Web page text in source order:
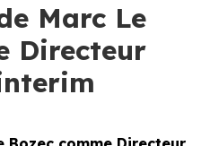
Marc Le
Directeur